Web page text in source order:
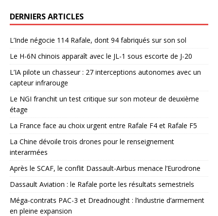
DERNIERS ARTICLES
L’Inde négocie 114 Rafale, dont 94 fabriqués sur son sol
Le H-6N chinois apparaît avec le JL-1 sous escorte de J-20
L’IA pilote un chasseur : 27 interceptions autonomes avec un
capteur infrarouge
Le NGI franchit un test critique sur son moteur de deuxième
étage
La France face au choix urgent entre Rafale F4 et Rafale F5
La Chine dévoile trois drones pour le renseignement
interarmées
Après le SCAF, le conflit Dassault-Airbus menace l’Eurodrone
Dassault Aviation : le Rafale porte les résultats semestriels
Méga-contrats PAC-3 et Dreadnought : l’industrie d’armement
en pleine expansion